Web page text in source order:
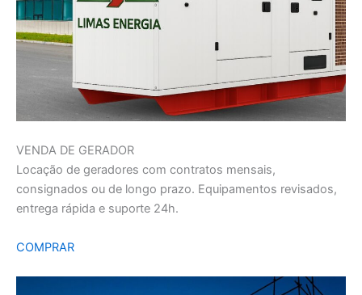
VENDA DE GERADOR
Locação de geradores com contratos mensais,
consignados ou de longo prazo. Equipamentos revisados,
entrega rápida e suporte 24h.
COMPRAR